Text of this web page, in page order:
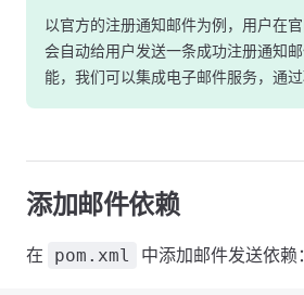
以官方的注册通知邮件为例，用户在
会自动给用户发送一条成功注册通知
能，我们可以集成电子邮件服务，通过
添加邮件依赖
在 pom.xml 中添加邮件发送依赖：